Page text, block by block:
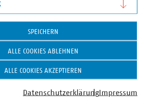
KANN, unseren Berufsvideos und den
in der Kommunalwirtschaft
www.kommunal-kann.de
– die 5 Ziele des VKU:
Die wichtige Rolle
SPEICHERN
ALLE COOKIES ABLEHNEN
ALLE COOKIES AKZEPTIEREN
DatenschutzerklärungImpressum